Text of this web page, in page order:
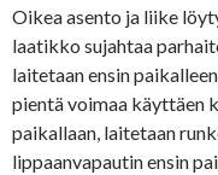
Oikea asento ja liike
laatikko sujahtaa
laitetaan ensin
pientä voimaa käyttäen
paikallaan, laitetaan
lippaanvapautin ensin